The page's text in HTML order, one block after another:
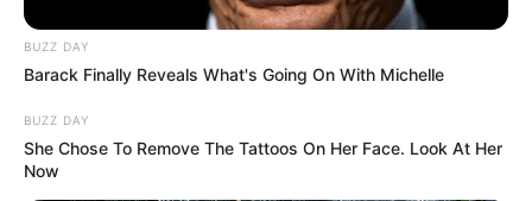
BUZZ DAY
Barack Finally Reveals What's Going On With Michelle
BUZZ DAY
She Chose To Remove The Tattoos On Her Face. Look At Her
Now